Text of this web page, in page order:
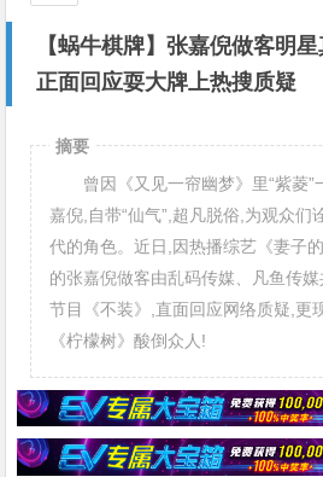
【蜗牛棋牌】张嘉倪做客明
正面回应耍大牌上热搜质疑
摘要
曾因《又见一帘幽梦》里“紫菱”
嘉倪,自带“仙气”,超凡脱俗,为观众们
代的角色。近日,因热播综艺《妻子
的张嘉倪做客由乱码传媒、凡鱼传
节目《不装》,直面回应网络质疑,更
《柠檬树》酸倒众人!